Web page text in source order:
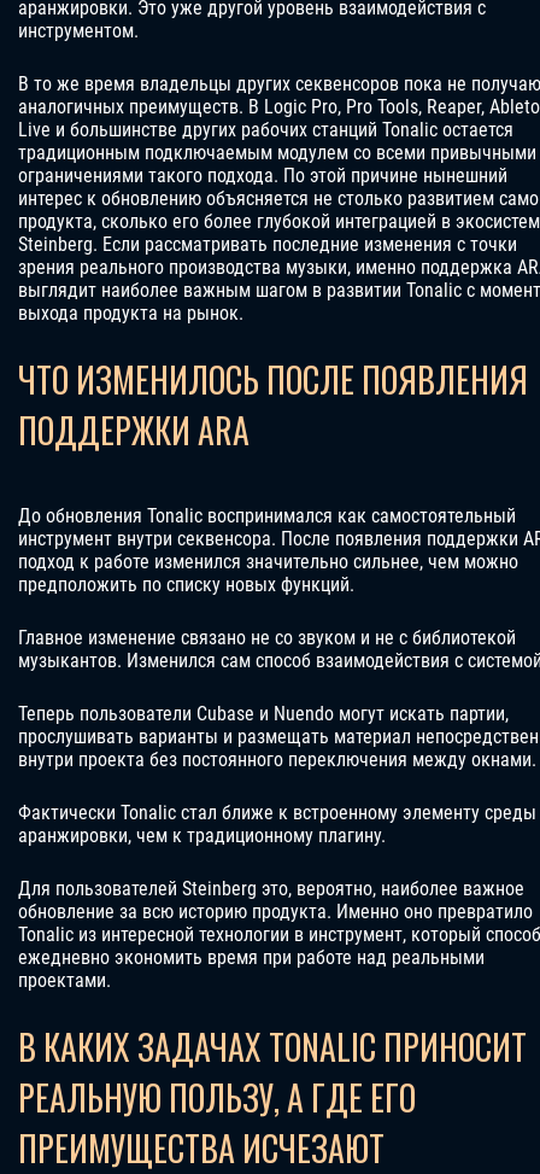
аранжировки. Это уже другой уровень взаимодействия с
инструментом.
В то же время владельцы других секвенсоров пока не
аналогичных преимуществ. В Logic Pro, Pro Tools, Reaper,
Live и большинстве других рабочих станций Tonalic остается
традиционным подключаемым модулем со всеми привычными
ограничениями такого подхода. По этой причине нынешний
интерес к обновлению объясняется не столько развитием
продукта, сколько его более глубокой интеграцией в
Steinberg. Если рассматривать последние изменения с точки
зрения реального производства музыки, именно поддержка
выглядит наиболее важным шагом в развитии Tonalic с
выхода продукта на рынок.
ЧТО ИЗМЕНИЛОСЬ ПОСЛЕ ПОЯВЛЕНИЯ
ПОДДЕРЖКИ ARA
До обновления Tonalic воспринимался как самостоятельный
инструмент внутри секвенсора. После появления поддержки
подход к работе изменился значительно сильнее, чем можно
предположить по списку новых функций.
Главное изменение связано не со звуком и не с библиотекой
музыкантов. Изменился сам способ взаимодействия с
Теперь пользователи Cubase и Nuendo могут искать партии,
прослушивать варианты и размещать материал
внутри проекта без постоянного переключения между окнами.
Фактически Tonalic стал ближе к встроенному элементу среды
аранжировки, чем к традиционному плагину.
Для пользователей Steinberg это, вероятно, наиболее важное
обновление за всю историю продукта. Именно оно превратило
Tonalic из интересной технологии в инструмент, который
ежедневно экономить время при работе над реальными
проектами.
В КАКИХ ЗАДАЧАХ TONALIC ПРИНОСИТ
РЕАЛЬНУЮ ПОЛЬЗУ, А ГДЕ ЕГО
ПРЕИМУЩЕСТВА ИСЧЕЗАЮТ